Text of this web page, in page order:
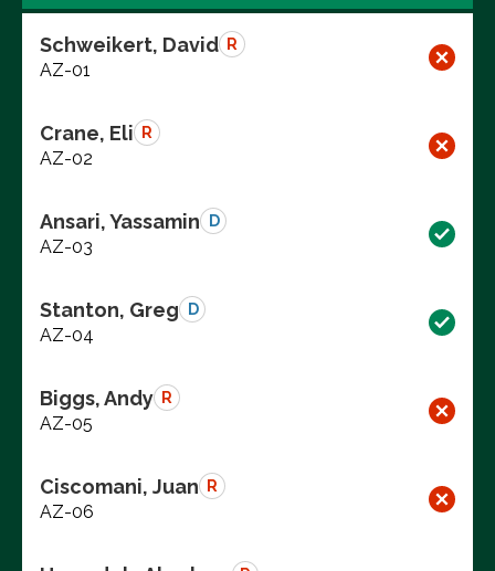
Schweikert, David R
AZ-01
Crane, Eli R
AZ-02
Ansari, Yassamin D
AZ-03
Stanton, Greg D
AZ-04
Biggs, Andy R
AZ-05
Ciscomani, Juan R
AZ-06